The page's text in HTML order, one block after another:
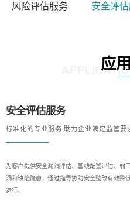
风险评估服务 安全评
应
安全评估服务
标准化的专业服务,助力企业满足监管要
为客户提供安全漏洞评估、基线配置评估、弱
洞和缺陷隐患，通过指导协助安全整改有效降
运行。